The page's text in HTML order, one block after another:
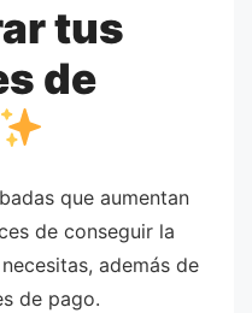
tus
de
que aumentan
de conseguir la
además de
de pago.